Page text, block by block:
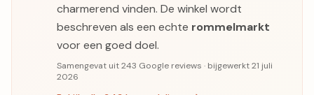
charmerend vinden. De winkel wordt
beschreven als een echte rommelmarkt
voor een goed doel.
Samengevat uit 243 Google reviews · bijgewerkt 21 juli
2026